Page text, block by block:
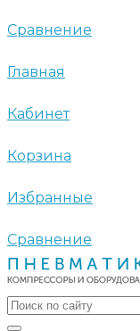
Сравнение
Главная
Кабинет
Корзина
Избранные
Сравнение